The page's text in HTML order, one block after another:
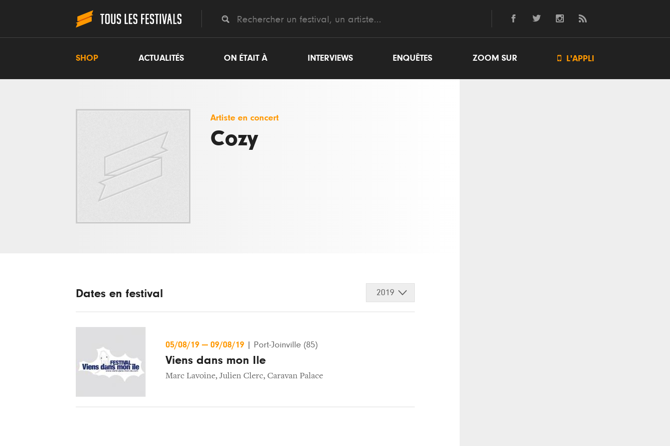
SHOP ACTUALITÉS ON ÉTAIT À INTERVIEWS ENQUÊTES ZOOM SUR  L'APPLI
Artiste en concert
Cozy
Dates en festival 2019
05/08/19 — 09/08/19 Port-Joinville (85)
Viens dans mon Ile
Marc Lavoine, Julien Clerc, Caravan Palace